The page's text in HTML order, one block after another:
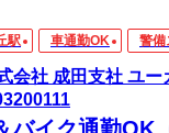
駅 車通勤OK 警備
会社 成田支社 ユ